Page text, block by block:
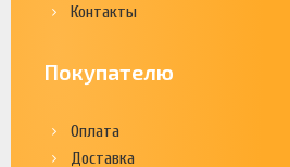
Контакты
Покупателю
Оплата
Доставка